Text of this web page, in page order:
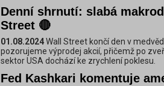
Denní shrnutí: slabá
Street 🔴
01.08.2024Wall Street končí den v
pozorujeme výprodej akcií, přičemž po
sektor USA dochází ke zrychlení poklesu.
Fed Kashkari komentuje